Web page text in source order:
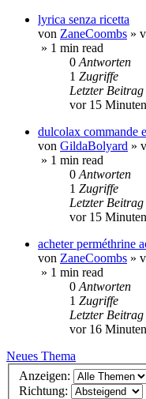
lyrica senza ricetta
von ZaneCoombs »
» 1 min read
0 Antworten
1 Zugriffe
Letzter Beitrag
vor 15 Minuten
dulcolax commande
von GildaBolyard »
» 1 min read
0 Antworten
1 Zugriffe
Letzter Beitrag
vor 15 Minuten
acheter perméthrine
von ZaneCoombs »
» 1 min read
0 Antworten
1 Zugriffe
Letzter Beitrag
vor 16 Minuten
Neues Thema
Anzeigen:
Richtung: